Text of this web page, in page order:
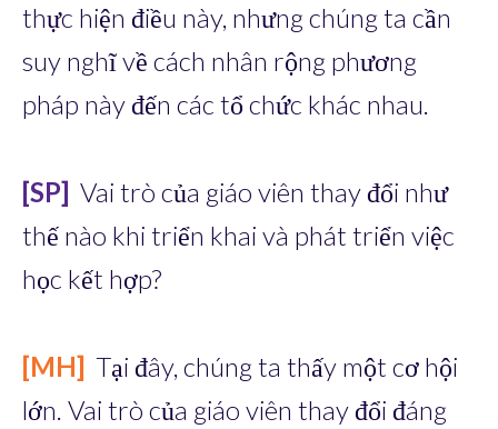
thực hiện điều này, nhưng chúng ta cần
suy nghĩ về cách nhân rộng phương
pháp này đến các tổ chức khác nhau.
[SP] Vai trò của giáo viên thay đổi như
thế nào khi triển khai và phát triển việc
học kết hợp?
[MH] Tại đây, chúng ta thấy một cơ hội
lớn. Vai trò của giáo viên thay đổi đáng